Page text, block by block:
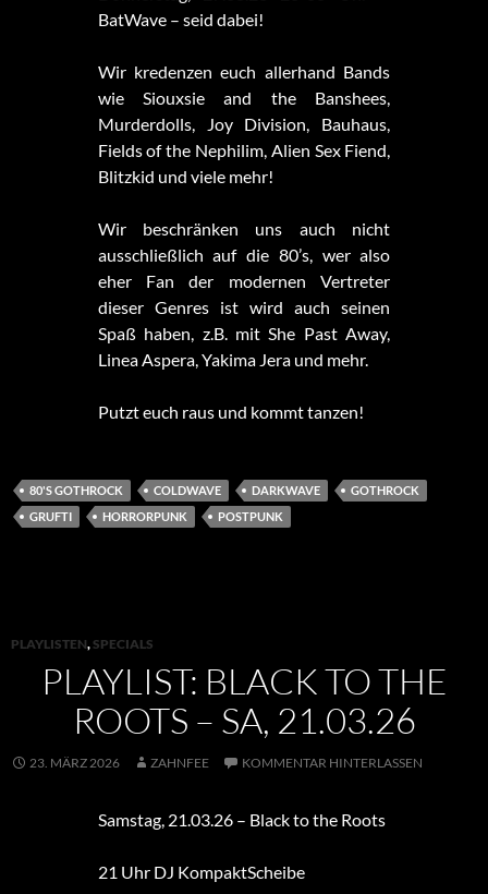
BatWave – seid dabei!
Wir kredenzen euch allerhand Bands
wie Siouxsie and the Banshees,
Murderdolls, Joy Division, Bauhaus,
Fields of the Nephilim, Alien Sex Fiend,
Blitzkid und viele mehr!
Wir beschränken uns auch nicht
ausschließlich auf die 80’s, wer also
eher Fan der modernen Vertreter
dieser Genres ist wird auch seinen
Spaß haben, z.B. mit She Past Away,
Linea Aspera, Yakima Jera und mehr.
Putzt euch raus und kommt tanzen!
80'S GOTHROCK COLDWAVE DARKWAVE
GOTHROCK
GRUFTI
HORRORPUNK POSTPUNK
PLAYLISTEN, SPECIALS
PLAYLIST: BLACK TO THE
ROOTS – SA, 21.03.26
23. MÄRZ 2026 ZAHNFEE KOMMENTAR HINTERLASSEN
Samstag, 21.03.26 – Black to the Roots
21 Uhr DJ KompaktScheibe